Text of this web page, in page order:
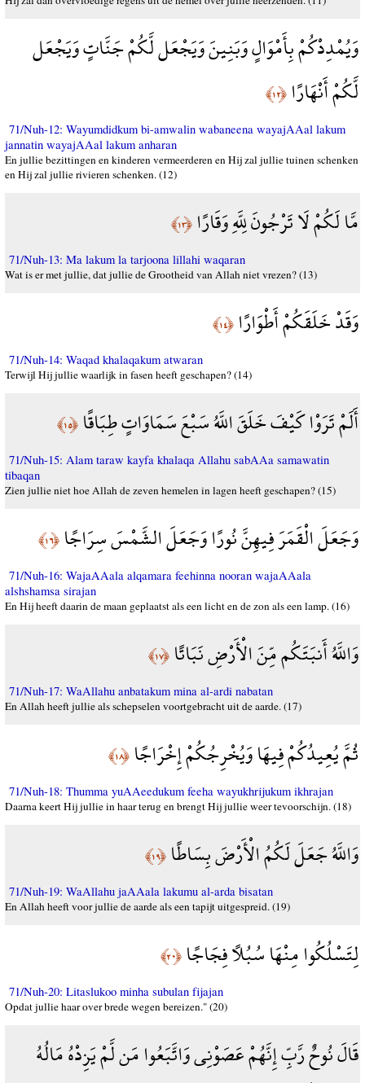
وَيُمْدِدْكُمْ بِأَمْوَالٍ وَبَنِينَ وَيَجْعَل لَّكُمْ جَنَّاتٍ وَيَجْعَل
لَّكُمْ أَنْهَارًا﴿١٢﴾
71/Nuh-12: Wayumdidkum bi-amwalin wabaneena wayajAAal lakum
jannatin wayajAAal lakum anharan
En jullie bezittingen en kinderen vermeerderen en Hij zal jullie tuinen schenken
en Hij zal jullie rivieren schenken. (12)
مَّا لَكُمْ لَا تَرْجُونَ لِلَّهِ وَقَارًا﴿١٣﴾
71/Nuh-13: Ma lakum la tarjoona lillahi waqaran
Wat is er met jullie, dat jullie de Grootheid van Allah niet vrezen? (13)
وَقَدْ خَلَقَكُمْ أَطْوَارًا﴿١٤﴾
71/Nuh-14: Waqad khalaqakum atwaran
Terwijl Hij jullie waarlijk in fasen heeft geschapen? (14)
أَلَمْ تَرَوْا كَيْفَ خَلَقَ اللَّهُ سَبْعَ سَمَاوَاتٍ طِبَاقًا﴿١٥﴾
71/Nuh-15: Alam taraw kayfa khalaqa Allahu sabAAa samawatin
tibaqan
Zien jullie niet hoe Allah de zeven hemelen in lagen heeft geschapen? (15)
وَجَعَلَ الْقَمَرَ فِيهِنَّ نُورًا وَجَعَلَ الشَّمْسَ سِرَاجًا﴿١٦﴾
71/Nuh-16: WajaAAala alqamara feehinna nooran wajaAAala
alshshamsa sirajan
En Hij heeft daarin de maan geplaatst als een licht en de zon als een lamp. (16)
وَاللَّهُ أَنبَتَكُم مِّنَ الْأَرْضِ نَبَاتًا﴿١٧﴾
71/Nuh-17: WaAllahu anbatakum mina al-ardi nabatan
En Allah heeft jullie als schepselen voortgebracht uit de aarde. (17)
ثُمَّ يُعِيدُكُمْ فِيهَا وَيُخْرِجُكُمْ إِخْرَاجًا﴿١٨﴾
71/Nuh-18: Thumma yuAAeedukum feeha wayukhrijukum ikhrajan
Daarna keert Hij jullie in haar terug en brengt Hij jullie weer tevoorschijn. (18)
وَاللَّهُ جَعَلَ لَكُمُ الْأَرْضَ بِسَاطًا﴿١٩﴾
71/Nuh-19: WaAllahu jaAAala lakumu al-arda bisatan
En Allah heeft voor jullie de aarde als een tapijt uitgespreid. (19)
لِتَسْلُكُوا مِنْهَا سُبُلًا فِجَاجًا﴿٢٠﴾
71/Nuh-20: Litaslukoo minha subulan fijajan
Opdat jullie haar over brede wegen bereizen." (20)
قَالَ نُوحٌ رَّبِّ إِنَّهُمْ عَصَوْنِي وَاتَّبَعُوا مَن لَّمْ يَزِدْهُ مَالُهُ